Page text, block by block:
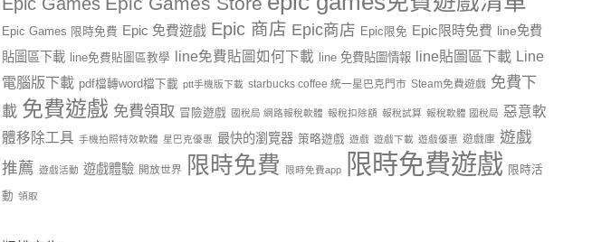
Epic Games 限時免費 Epic 免費遊戲 Epic 商店 Epic商店 Epic限免 Epic限時免費 line免費
貼圖區下載
line免費貼圖區教學 line免費貼圖如何下載 line 免費貼圖情報 line貼圖區下載 Line
電腦版下載 pdf檔轉word檔下載 ptt手機版下載 starbucks coffee 統一星巴克門市 Steam免費遊戲 免費下
載 免費遊戲 免費領取 冒險遊戲 國稅局 網路報稅軟體 報稅扣除額 報稅試算 報稅軟體 國稅局 惡意軟
體移除工具 手機拍照特效軟體 星巴克優惠 最快的瀏覽器 策略遊戲 遊戲 遊戲下載 遊戲優惠 遊戲庫 遊戲
推薦 遊戲活動 遊戲體驗 開放世界 限時免費 限時免費app 限時免費遊戲 限時活
動 領取